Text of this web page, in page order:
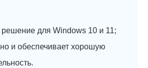
решение для Windows 10 и 11;
и обеспечивает хорошую